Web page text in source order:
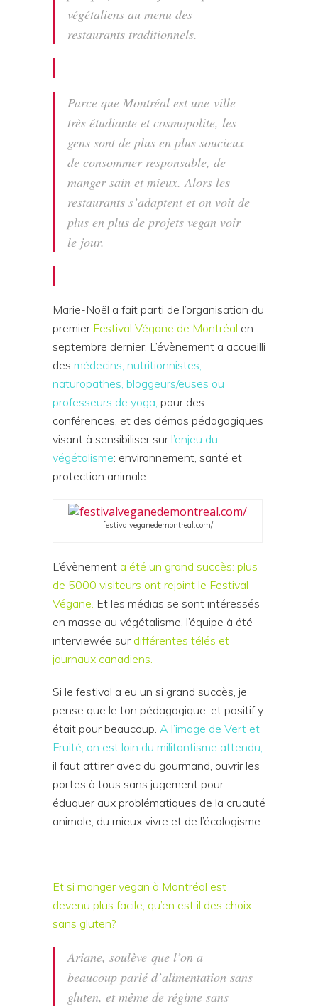
végétaliens au menu des
restaurants traditionnels.
Parce que Montréal est une ville
très étudiante et cosmopolite, les
gens sont de plus en plus soucieux
de consommer responsable, de
manger sain et mieux. Alors les
restaurants s’adaptent et on voit de
plus en plus de projets vegan voir
le jour.
Marie-Noël a fait parti de l’organisation du
premier Festival Végane de Montréal en
septembre dernier. L’évènement a accueilli
des médecins, nutritionnistes,
naturopathes, bloggeurs/euses ou
professeurs de yoga, pour des
conférences, et des démos pédagogiques
visant à sensibiliser sur l’enjeu du
végétalisme: environnement, santé et
protection animale.
festivalveganedemontreal.com/
L’évènement a été un grand succès: plus
de 5000 visiteurs ont rejoint le Festival
Végane. Et les médias se sont intéressés
en masse au végétalisme, l’équipe à été
interviewée sur différentes télés et
journaux canadiens.
Si le festival a eu un si grand succès, je
pense que le ton pédagogique, et positif y
était pour beaucoup. A l’image de Vert et
Fruité, on est loin du militantisme attendu,
il faut attirer avec du gourmand, ouvrir les
portes à tous sans jugement pour
éduquer aux problématiques de la cruauté
animale, du mieux vivre et de l’écologisme.
Et si manger vegan à Montréal est
devenu plus facile, qu’en est il des choix
sans gluten?
Ariane, soulève que l’on a
beaucoup parlé d’alimentation sans
gluten, et même de régime sans